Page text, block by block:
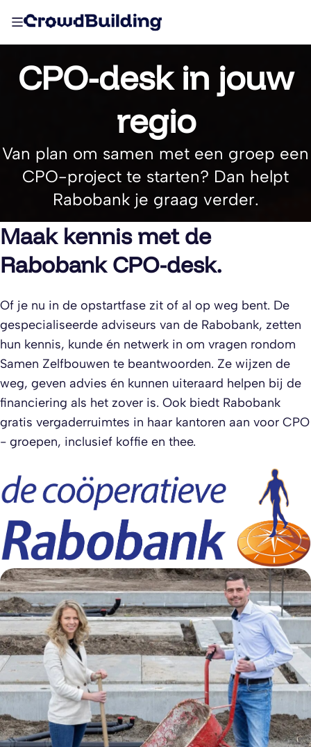
CPO-desk in jouw
regio
Van plan om samen met een groep een
CPO-project te starten? Dan helpt
Rabobank je graag verder.
Maak kennis met de
Rabobank CPO-desk.
Of je nu in de opstartfase zit of al op weg bent. De
gespecialiseerde adviseurs van de Rabobank, zetten
hun kennis, kunde én netwerk in om vragen rondom
Samen Zelfbouwen te beantwoorden. Ze wijzen de
weg, geven advies én kunnen uiteraard helpen bij de
financiering als het zover is. Ook biedt Rabobank
gratis vergaderruimtes in haar kantoren aan voor CPO
- groepen, inclusief koffie en thee.